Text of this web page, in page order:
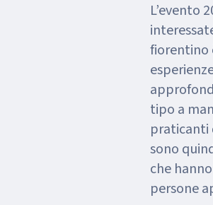
L’evento
fiorentino
tipo a
praticanti
sono
che
persone